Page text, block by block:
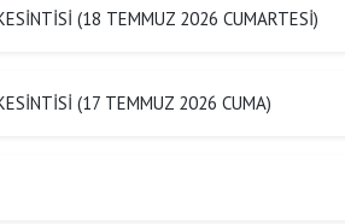
(18 TEMMUZ 2026 CUMARTESİ)
(17 TEMMUZ 2026 CUMA)